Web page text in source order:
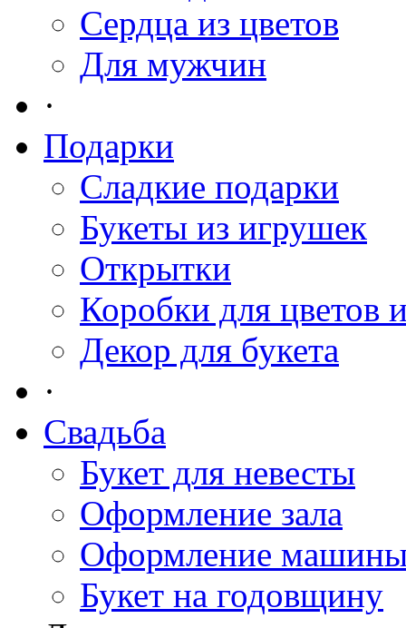
Сердца из цветов
Для мужчин
·
Подарки
Сладкие подарки
Букеты из игрушек
Открытки
Коробки для цветов
Декор для букета
·
Свадьба
Букет для невесты
Оформление зала
Оформление
Букет на годовщину